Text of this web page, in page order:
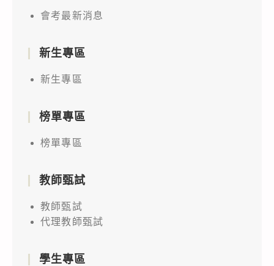
會考最新消息
新生專區
新生專區
榜單專區
榜單專區
教師甄試
教師甄試
代理教師甄試
學生專區